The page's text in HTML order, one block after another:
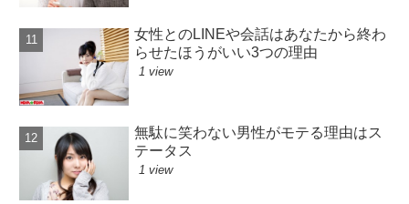
女性とのLINEや会話はあなたから終わ
らせたほうがいい3つの理由
1 view
無駄に笑わない男性がモテる理由はス
テータス
1 view